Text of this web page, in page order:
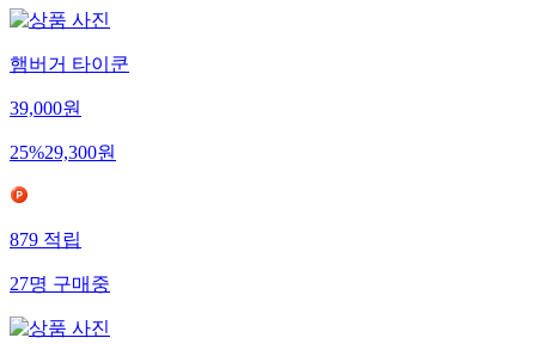
햄버거 타이쿤
39,000원
25%29,300원
879적립
27명구매중